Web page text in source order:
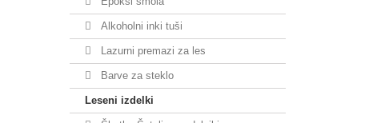
Alkoholni inki tuši
Lazurni premazi za les
Barve za steklo
Leseni izdelki